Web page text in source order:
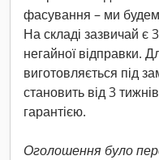
фасування – ми
На складі зазвичай є
негайної відправки.
виготовляється під
становить від 3
гарантією.
Оголошення було